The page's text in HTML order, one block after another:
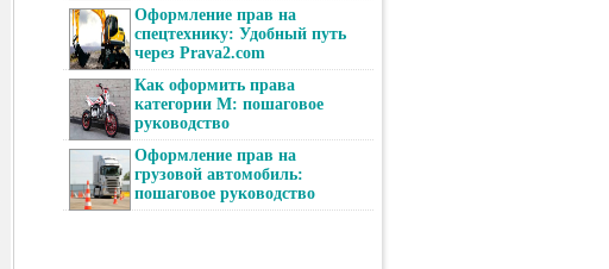
Оформление прав на
спецтехнику: Удобный путь
через Prava2.com
Как оформить права
категории М: пошаговое
руководство
Оформление прав на
грузовой автомобиль:
пошаговое руководство